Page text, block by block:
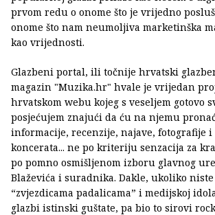
prvom redu o onome što je vrijedno
onome što nam neumoljiva marketinška
kao vrijednosti.
Glazbeni portal, ili točnije hrvatski
magazin "Muzika.hr" hvale je vrijedan
hrvatskom webu kojeg s veseljem gotovo
posjećujem znajući da ću na njemu
informacije, recenzije, najave, fotografije i
koncerata... ne po kriteriju senzacija za
po pomno osmišljenom izboru glavnog
Blaževića i suradnika. Dakle, ukoliko
“zvjezdicama padalicama” i medijskoj
glazbi istinski guštate, pa bio to sirovi